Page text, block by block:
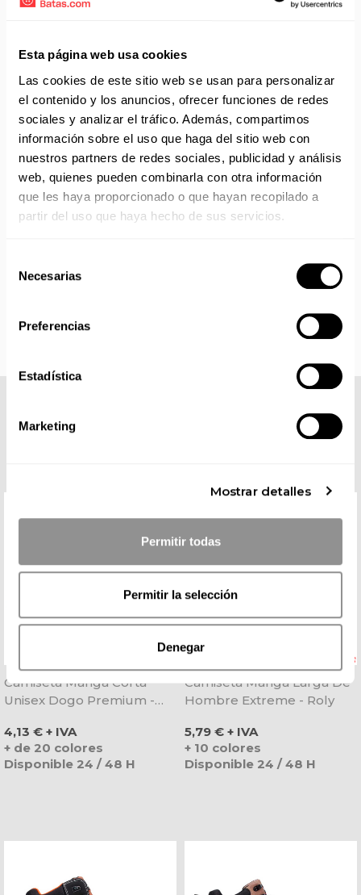
Esta página web usa cookies
Las cookies de este sitio web se usan para personalizar
el contenido y los anuncios, ofrecer funciones de redes
sociales y analizar el tráfico. Además, compartimos
información sobre el uso que haga del sitio web con
nuestros partners de redes sociales, publicidad y análisis
web, quienes pueden combinarla con otra información
que les haya proporcionado o que hayan recopilado a
partir del uso que haya hecho de sus servicios.
Necesarias
Preferencias
Estadística
Marketing
Mostrar detalles
Permitir todas
Permitir la selección
Denegar
Envío gratis a partir de 75 €+IVA (90 € IVA incl.)
Canarias, Baleares, Ceuta y Melilla.
ENVÍOS EN AGOSTO
No realizamos envíos del 10 al 21 de agosto.
Reanudamos envíos el día 24 de agosto para productos
con disponibilidad 24/48 horas.
Si adquieres productos con distinto plazo de entrega, el
pedido se envía cuando está completo.
Los productos sin disponibilidad 24 horas serán servidos a
bordados y estampados está cerrado en agosto. Se
reanudan las personalizaciones por orden de compra a
COMPLETA TU LOOK
Camiseta Manga Corta
Unisex Dogo Premium -
Precio
4,13 € + IVA
+ de 20 colores
Disponible 24 / 48 H
Camiseta Manga Larga De
Hombre Extreme - Roly
Precio
5,79 € + IVA
+ 10 colores
Disponible 24 / 48 H